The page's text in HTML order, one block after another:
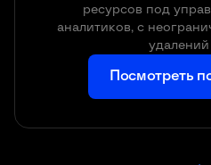
ресурсов под
аналитиков, с
удалений
Посмотреть